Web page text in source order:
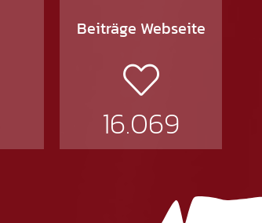
Beiträge Webseite
16.069